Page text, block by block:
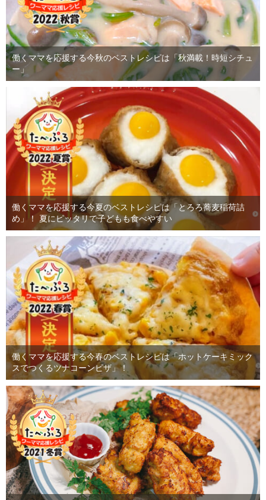
働くママを応援する今秋のベストレシピは「秋満載！時短シチュ
ー」
働くママを応援する今夏のベストレシピは「とろろ蕎麦稲荷詰
め」！ 夏にピッタリで子どもも食べやすい
働くママを応援する今春のベストレシピは「ホットケーキミック
スでつくるツナコーンピザ」！